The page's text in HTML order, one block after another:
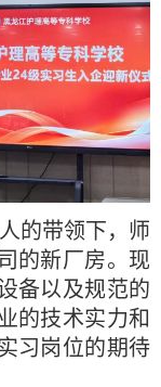
的带领下，师
的新厂房。现
备以及规范的
的技术实力和
习岗位的期待